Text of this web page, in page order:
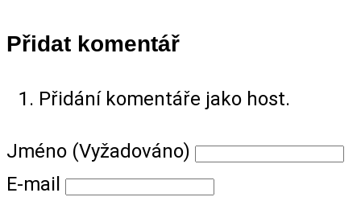
Přidat komentář
Přidání komentáře jako host.
Jméno (Vyžadováno)
E-mail